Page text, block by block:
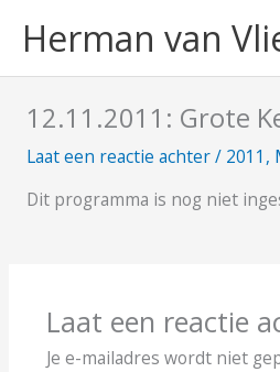
naarHerman van
12.11.2011: Grote
Laat een reactie achter/ 2011 ,
Dit programma is nog niet
Laat een reactie
Je e-mailadres wordt niet